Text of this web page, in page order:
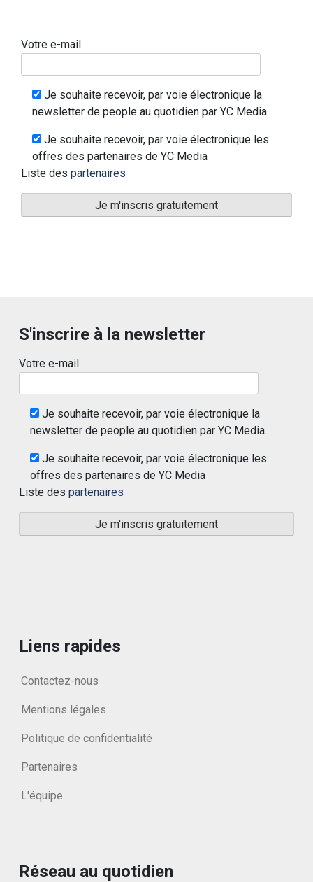
Votre e-mail
Je souhaite recevoir, par voie électronique la
newsletter de people au quotidien par YC Media.
Je souhaite recevoir, par voie électronique les
offres des partenaires de YC Media
Liste des partenaires
S'inscrire à la newsletter
Votre e-mail
Je souhaite recevoir, par voie électronique la
newsletter de people au quotidien par YC Media.
Je souhaite recevoir, par voie électronique les
offres des partenaires de YC Media
Liste des partenaires
Liens rapides
Contactez-nous
Mentions légales
Politique de confidentialité
Partenaires
L'équipe
Réseau au quotidien